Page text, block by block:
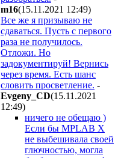
m16(15.11.2021 12:49)
Все же я призываю не
сдаваться. Пусть с первого
раза не получилось.
Отложи. Но
задокументируй! Вернись
через время. Есть шанс
словить просветление. -
Evgeny_CD(15.11.2021
12:49)
ничего не обещаю )
Если бы MPLAB X
не выбешивала своей
глючностью, могла